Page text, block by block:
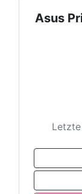
Asus